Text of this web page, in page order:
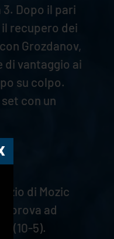
Dopo il pari
recupero dei
Grozdanov,
di vantaggio ai
su colpo.
con un
di Mozic
prova ad
(10-5).